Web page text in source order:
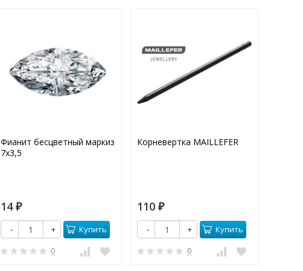
Фианит бесцветный маркиз
7х3,5
14 ₽
- + Купить
0
Корневертка MAILLEFER
110 ₽
- + Купить
0